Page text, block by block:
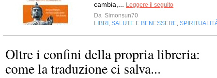
cambia,...
Leggere il seguito
Da Simonsun70
LIBRI
SALUTE E BENESSERE
Oltre i confini della propria libreria:
come la traduzione ci salva...